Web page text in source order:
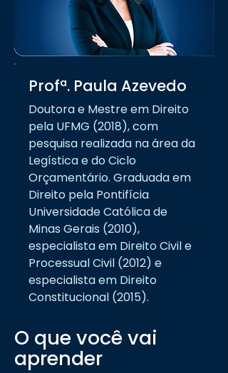
Profª. Paula Azevedo
Doutora e Mestre em Direito
pela UFMG (2018), com
pesquisa realizada na área da
Legística e do Ciclo
Orçamentário. Graduada em
Direito pela Pontifícia
Universidade Católica de
Minas Gerais (2010),
especialista em Direito Civil e
Processual Civil (2012) e
especialista em Direito
Constitucional (2015).
O que você vai
aprender